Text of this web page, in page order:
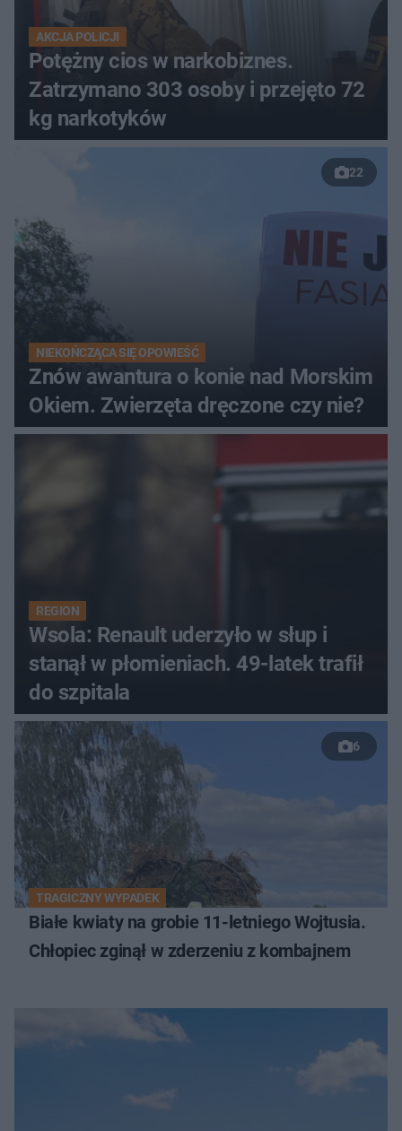
AKCJA POLICJI
Potężny cios w narkobiznes.
Zatrzymano 303 osoby i przejęto 72
kg narkotyków
22
NIEKOŃCZĄCA SIĘ OPOWIEŚĆ
Znów awantura o konie nad Morskim
Okiem. Zwierzęta dręczone czy nie?
REGION
Wsola: Renault uderzyło w słup i
stanął w płomieniach. 49-latek trafił
do szpitala
6
TRAGICZNY WYPADEK
Białe kwiaty na grobie 11-letniego Wojtusia.
Chłopiec zginął w zderzeniu z kombajnem